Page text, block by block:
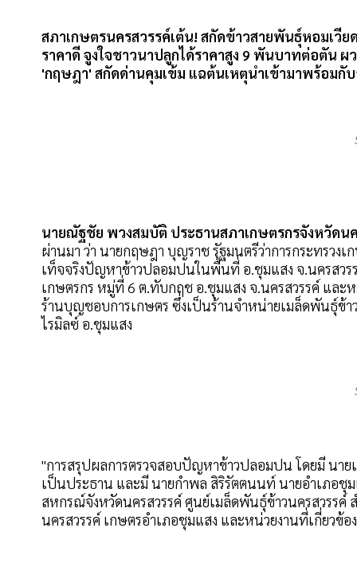
สภาเกษตรนครสวรรค์เต้น! สกัดข้าวสายพันธุ์หอมเวี
ราคาดี จูงใจชาวนาปลูกได้ราคาสูง 9 พันบาทต่อตัน
'กฤษฎา' สกัดด่านคุมเข้ม แฉต้นเหตุนำเข้ามาพร้อมกับ
นายณัฐชัย พวงสมบัติ ประธานสภาเกษตรกรจังหวัดน
ผ่านมา ว่า นายกฤษฎา บุญราช รัฐมนตรีว่าการกระทรวง
เท็จจริงปัญหาข้าวปลอมปนในพื้นที่ อ.ชุมแสง จ.นครสวร
เกษตรกร หมู่ที่ 6 ต.ทับกฤช อ.ชุมแสง จ.นครสวรรค์ และ
ร้านบุญชอบการเกษตร ซึ่งเป็นร้านจำหน่ายเมล็ดพันธุ์ข้
ไรมิลซ์ อ.ชุมแสง
"การสรุปผลการตรวจสอบปัญหาข้าวปลอมปน โดยมี นาย
เป็นประธาน และมี นายกำพล สิริรัตตนนท์ นายอำเภอชุ
สหกรณ์จังหวัดนครสวรรค์ ศูนย์เมล็ดพันธุ์ข้าวนครสวรรค์
นครสวรรค์ เกษตรอำเภอชุมแสง และหน่วยงานที่เกี่ยวข้อ